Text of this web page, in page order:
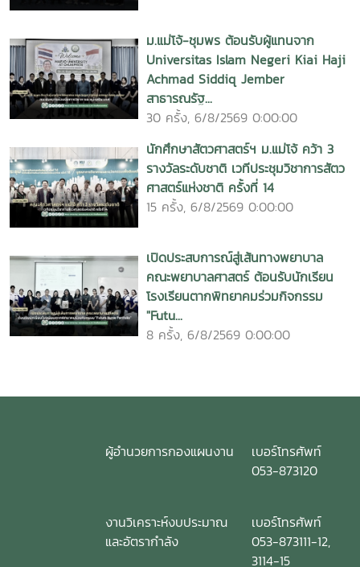
ม.แม่โจ้-ชุมพร ต้อนรับผู้แทนจาก
Universitas Islam Negeri Kiai Haji
Achmad Siddiq Jember
สาธารณรัฐ...
30 ครั้ง, 6/8/2569 0:00:00
นักศึกษาสัตวศาสตร์ฯ ม.แม่โจ้ คว้า 3
รางวัลระดับชาติ เวทีประชุมวิชาการสัตว
ศาสตร์แห่งชาติ ครั้งที่ 14
15 ครั้ง, 6/8/2569 0:00:00
เปิดประสบการณ์สู่เส้นทางพยาบาล
คณะพยาบาลศาสตร์ ต้อนรับนักเรียน
โรงเรียนตากพิทยาคมร่วมกิจกรรม
"Futu...
8 ครั้ง, 6/8/2569 0:00:00
ผู้อำนวยการกองแผนงาน
เบอร์โทรศัพท์
053-873120
งานวิเคราะห์งบประมาณ
และอัตรากำลัง
เบอร์โทรศัพท์
053-873111-12,
3114-15